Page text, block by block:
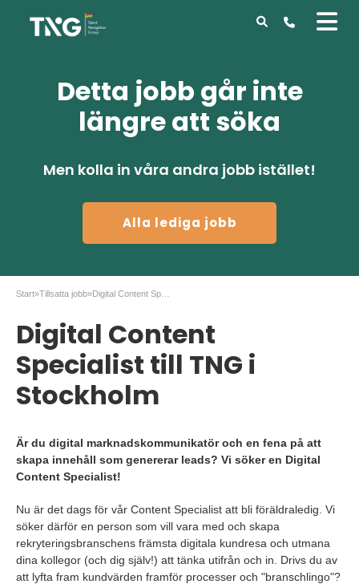
Detta jobb går inte
längre att söka
Men kolla in våra andra jobb istället!
Alla lediga jobb
Start»Tillsatta jobb»
Digital Content
Specialist till TNG i
Stockholm
Är du digital marknadskommunikatör och en fena på att
skapa innehåll som genererar leads? Vi söker en Digital
Content Specialist!
Nu är det dags för vår Content Specialist att bli föräldraledig. Vi
söker därför en person som vill vara med och skapa
rekryteringsbranschens främsta digitala kundresa och utmana
dina kollegor (och dig själv!) att tänka utifrån och in. Drivs du av
att lyfta fram kundvärden framför processer och "branschlingo"?